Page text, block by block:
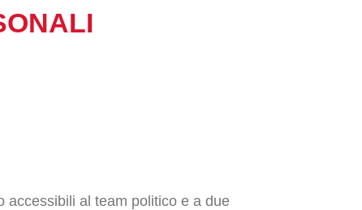
accessibili al team politico e a due